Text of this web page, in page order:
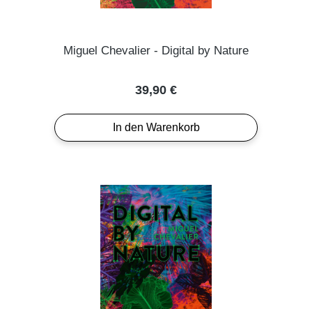
Miguel Chevalier - Digital by Nature
Regulärer Preis:
39,90 €
In den Warenkorb